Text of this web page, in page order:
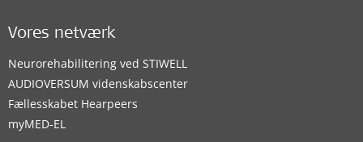
Vores netværk
Neurorehabilitering ved STIWELL
AUDIOVERSUM videnskabscenter
Fællesskabet Hearpeers
myMED‑EL